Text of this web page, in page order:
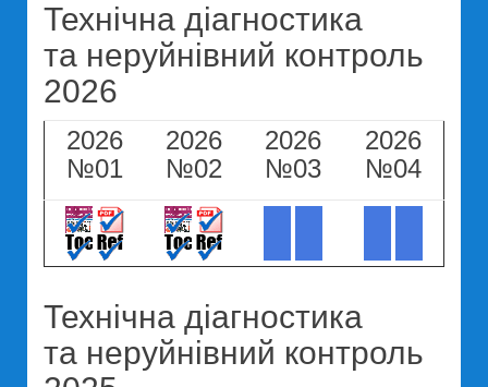
Технічна діагностика
та неруйнівний контроль
2026
2026
№01
2026
№02
2026
№03
2026
№04
Технічна діагностика
та неруйнівний контроль